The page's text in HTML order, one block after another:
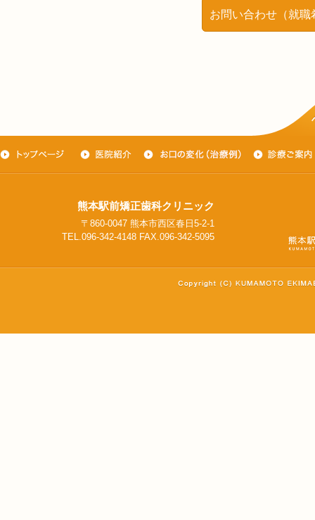
お問い合わせ（就
熊本駅前矯正歯科クリニック
〒860-0047 熊本市西区春日5-2-1
TEL.096-342-4148 FAX.096-342-5095